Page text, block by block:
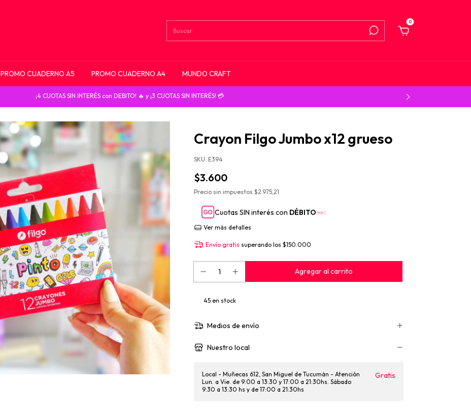
0
PROMO CUADERNO A5 PROMO CUADERNO A4 MUNDO CRAFT
¡4 CUOTAS SIN INTERÉS con DEBITO! 🔥 y ¡3 CUOTAS SIN INTERÉS! 💳
Crayon Filgo Jumbo x12 grueso
SKU: E394
$3.600
Precio sin impuestos $2.975,21
Cuotas SIN interés con DÉBITO
Ver más detalles
Envío gratis superando los $150.000
45en stock
Medios de envío
Nuestro local
Local - Muñecas 612, San Miguel de Tucumán - Atención
Lun. a Vie. de 9:00 a 13:30 y 17:00 a 21:30hs. Sábado
9:30 a 13:30 hs y de 17:00 a 21:30hs
Gratis